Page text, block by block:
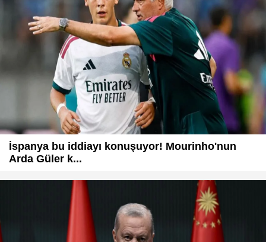
İspanya bu iddiayı konuşuyor! Mourinho'nun
Arda Güler k...